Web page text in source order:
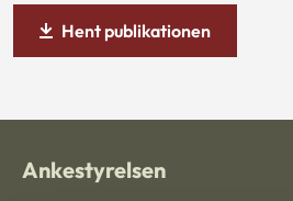
Hent publikationen
Ankestyrelsen